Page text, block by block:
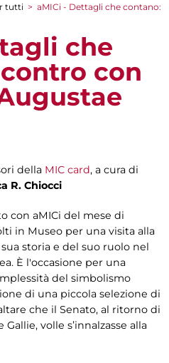
tutti > aMICi - Dettagli che contano:
che
con
della MIC card, a cura di
R. Chiocci
con aMICi del mese di
in Museo per una visita alla
storia e del suo ruolo nel
È l'occasione per una
del simbolismo
di una piccola selezione di
che il Senato, al ritorno di
volle s’innalzasse alla